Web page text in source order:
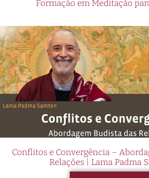
Formação em Meditação
Conflitos e Convergência –
Relações | Lama Padma